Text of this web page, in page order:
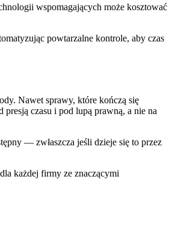
wspomagających może kosztować
powtarzalne kontrole, aby czas
Nawet sprawy, które kończą się
czasu i pod lupą prawną, a nie na
— zwłaszcza jeśli dzieje się to przez
każdej firmy ze znaczącymi